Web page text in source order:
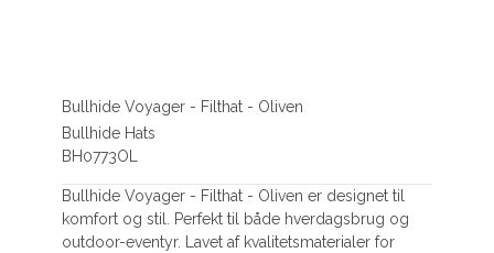
Bullhide Voyager - Filthat - Oliven
Bullhide Hats
BH0773OL
Bullhide Voyager - Filthat - Oliven er designet til
komfort og stil. Perfekt til både hverdagsbrug og
outdoor-eventyr. Lavet af kvalitetsmaterialer for